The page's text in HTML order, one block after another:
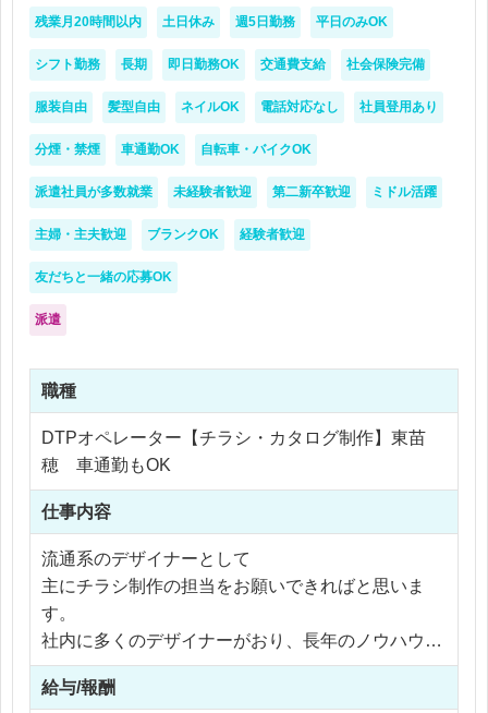
残業月20時間以内 土日休み 週5日勤務 平日のみOK
シフト勤務 長期 即日勤務OK 交通費支給 社会保険完備
服装自由 髪型自由 ネイルOK 電話対応なし 社員登用あり
分煙・禁煙 車通勤OK 自転車・バイクOK
派遣社員が多数就業 未経験者歓迎 第二新卒歓迎 ミドル活躍
主婦・主夫歓迎 ブランクOK 経験者歓迎
友だちと一緒の応募OK
派遣
職種
DTPオペレーター【チラシ・カタログ制作】東苗
穂 車通勤もOK
仕事内容
流通系のデザイナーとして
主にチラシ制作の担当をお願いできればと思いま
す。
社内に多くのデザイナーがおり、長年のノウハウも
蓄積されています。
給与/報酬